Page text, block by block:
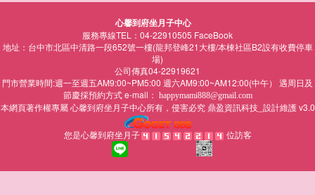
心馨到府坐月子中心
服務專線TEL：04-22910505 FaceBook
地址：台中市北區中清路一段652號一樓(龍邦登峰21大樓/本棟社區B2設有收費停車
場)
公司傳真04-22919621
門市營業時間:週一至週五AM9:00~PM5:00 週六AM9:00~AM12:00(中午） 遇周日及
節慶採預約方式 e-mail： happymami888@gmail.com
本網頁著作權專屬心馨到府坐月子中心所有，侵害必究 鼎盈資訊科技_設計維護 v3.0
您是心馨到府坐月子 位訪客